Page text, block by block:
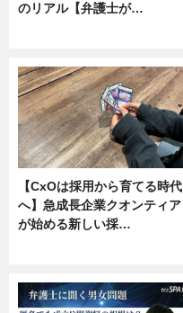
のリアル【弁護士が…
【CxOは採用から育てる時代
へ】急成長企業クオンティア
が始める新しい採…